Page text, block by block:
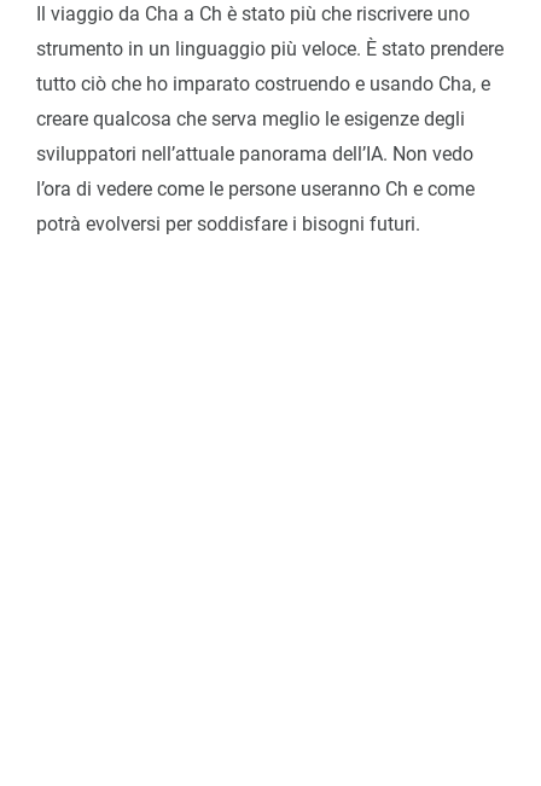
Il viaggio da Cha a Ch è stato più che riscrivere uno
strumento in un linguaggio più veloce. È stato prendere
tutto ciò che ho imparato costruendo e usando Cha, e
creare qualcosa che serva meglio le esigenze degli
sviluppatori nell’attuale panorama dell’IA. Non vedo
l’ora di vedere come le persone useranno Ch e come
potrà evolversi per soddisfare i bisogni futuri.